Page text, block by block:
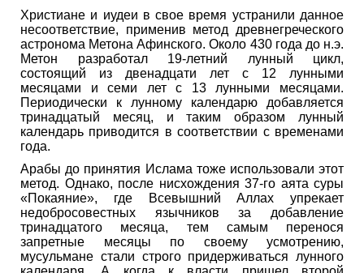
Христиане и иудеи в свое время устранили данное
несоответствие, применив метод древнегреческого
астронома Метона Афинского. Около 430 года до н.э.
Метон разработал 19-летний лунный цикл,
состоящий из двенадцати лет с 12 лунными
месяцами и семи лет с 13 лунными месяцами.
Периодически к лунному календарю добавляется
тринадцатый месяц, и таким образом лунный
календарь приводится в соответствии с временами
года.
Арабы до принятия Ислама тоже использовали этот
метод. Однако, после нисхождения 37-го аята суры
«Покаяние», где Всевышний Аллах упрекает
недобросовестных язычников за добавление
тринадцатого месяца, тем самым перенося
запретные месяцы по своему усмотрению,
мусульмане стали строго придерживаться лунного